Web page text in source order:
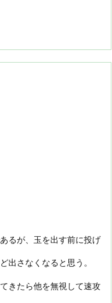
るが、玉を出す前に投げ
出さなくなると思う。
きたら他を無視して速攻